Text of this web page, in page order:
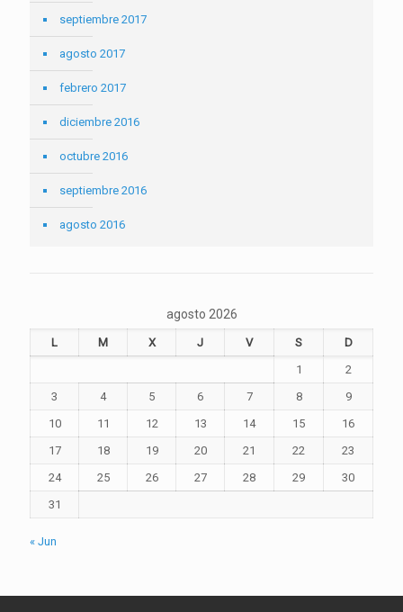
septiembre 2017
agosto 2017
febrero 2017
diciembre 2016
octubre 2016
septiembre 2016
agosto 2016
agosto 2026
L M X J V S
D
1
2
3
4 5 6 7 8
9
10
11 12 13 14 15
16
17
18 19 20 21 22
23
24
25 26 27 28 29
30
31
« Jun